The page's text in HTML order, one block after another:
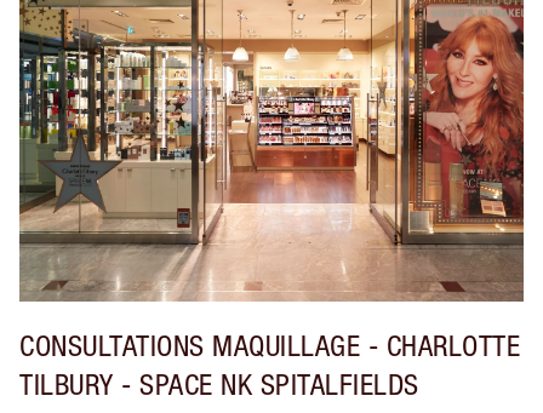
CONSULTATIONS MAQUILLAGE - CHARLOTTE
TILBURY - SPACE NK SPITALFIELDS